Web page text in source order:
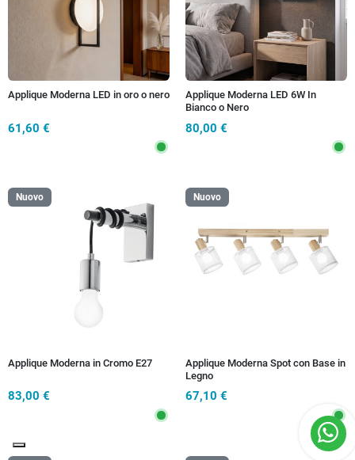
Applique Moderna LED in oro o nero
61,60 €
Applique Moderna LED 6W In
Bianco o Nero
80,00 €
Nuovo
Applique Moderna in Cromo E27
83,00 €
Nuovo
Applique Moderna Spot con Base in
Legno
67,10 €